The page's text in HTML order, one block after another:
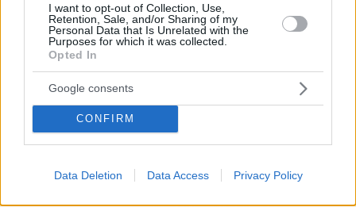
I want to opt-out of Collection, Use,
Retention, Sale, and/or Sharing of my
Personal Data that Is Unrelated with the
Purposes for which it was collected.
Opted In
Google consents
CONFIRM
Data Deletion Data Access Privacy Policy